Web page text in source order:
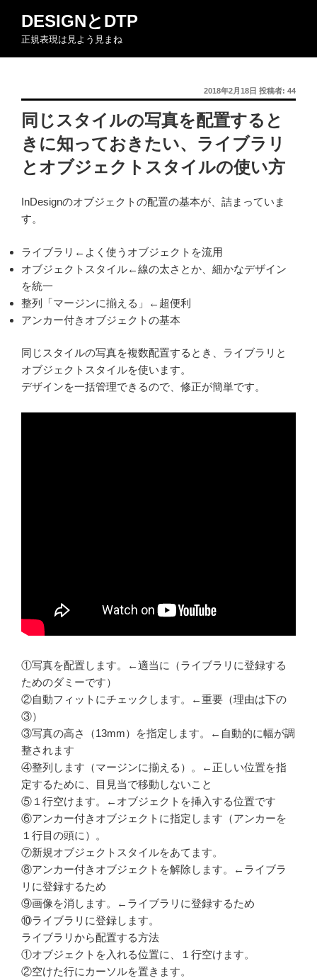
ン
DESIGNとDTP
正規表現は見よう見まね
投
稿
日:
2018年2月18日 投稿者: 44
同じスタイルの写真を配置すると
きに知っておきたい、ライブラリ
とオブジェクトスタイルの使い方
InDesignのオブジェクトの配置の基本が、詰まっていま
す。
ライブラリ←よく使うオブジェクトを流用
オブジェクトスタイル←線の太さとか、細かなデザイン
を統一
整列「マージンに揃える」←超便利
アンカー付きオブジェクトの基本
同じスタイルの写真を複数配置するとき、ライブラリと
オブジェクトスタイルを使います。
デザインを一括管理できるので、修正が簡単です。
①写真を配置します。←適当に（ライブラリに登録する
ためのダミーです）
②自動フィットにチェックします。←重要（理由は下の
③）
③写真の高さ（13mm）を指定します。←自動的に幅が調
整されます
④整列します（マージンに揃える）。←正しい位置を指
定するために、目見当で移動しないこと
⑤１行空けます。←オブジェクトを挿入する位置です
⑥アンカー付きオブジェクトに指定します（アンカーを
１行目の頭に）。
⑦新規オブジェクトスタイルをあてます。
⑧アンカー付きオブジェクトを解除します。←ライブラ
リに登録するため
⑨画像を消します。←ライブラリに登録するため
⑩ライブラリに登録します。
ライブラリから配置する方法
①オブジェクトを入れる位置に、１行空けます。
②空けた行にカーソルを置きます。